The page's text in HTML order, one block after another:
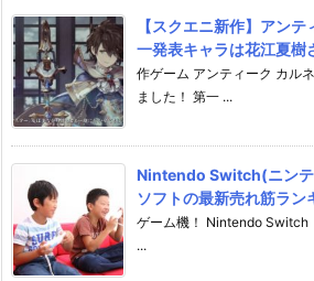
【スクエニ新作】アン
一発表キャラは花江夏樹
作ゲーム アンティーク カル
ました！ 第一 ...
Nintendo Switch(ニン
ソフトの最新売れ筋ラン
ゲーム機！ Nintendo Switch
...